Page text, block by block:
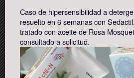
Caso de hipersensibilidad a
resuelto en 6 semanas con
tratado con aceite de Rosa
consultado a solicitud.